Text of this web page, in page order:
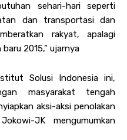
sehari-hari seperti
dan transportasi dan
rakyat, apalagi
2015,” ujarnya
Solusi Indonesia ini,
masyarakat tengah
aksi-aksi penolakan
JK mengumumkan